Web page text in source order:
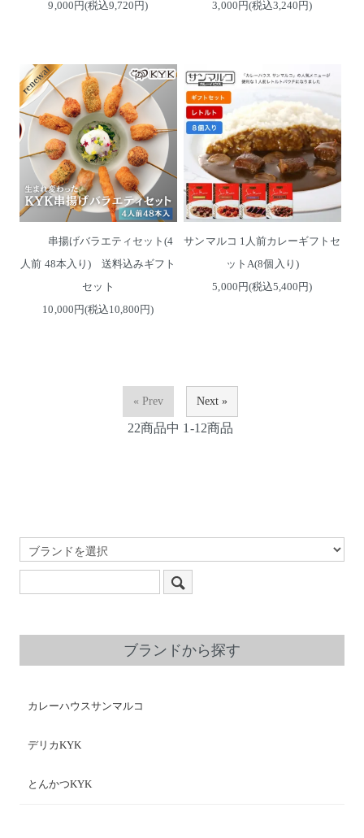
9,000円(税込9,720円)
3,000円(税込3,240円)
串揚げバラエティセット(4
人前 48本入り) 送料込みギフト
セット
10,000円(税込10,800円)
サンマルコ 1人前カレーギフトセ
ットA(8個入り)
5,000円(税込5,400円)
« Prev Next »
22商品中 1-12商品
ブランドから探す
カレーハウスサンマルコ
デリカKYK
とんかつKYK